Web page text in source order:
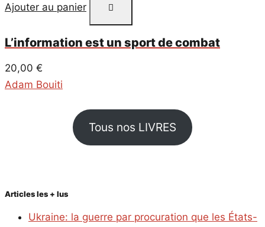
Ajouter au panier
L’information est un sport de combat
20,00 €
Adam Bouiti
Tous nos LIVRES
Articles les + lus
Ukraine: la guerre par procuration que les États-